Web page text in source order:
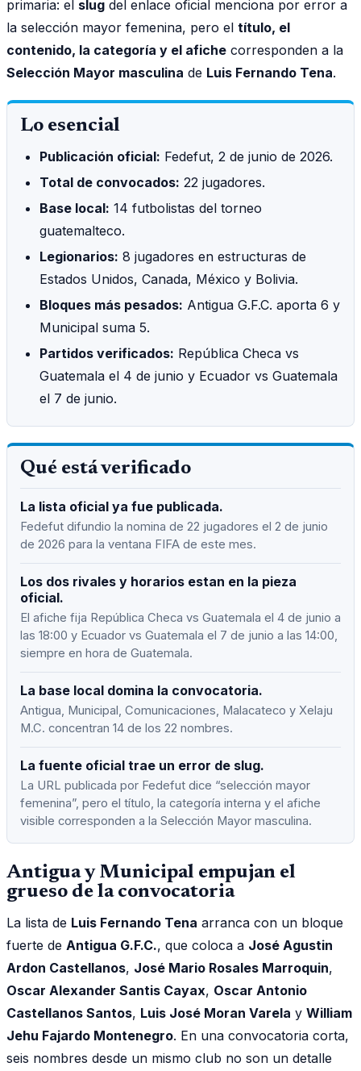
primaria: el slug del enlace oficial menciona por error a
la selección mayor femenina, pero el título, el
contenido, la categoría y el afiche corresponden a la
Selección Mayor masculina de Luis Fernando Tena.
Lo esencial
Publicación oficial: Fedefut, 2 de junio de 2026.
Total de convocados: 22 jugadores.
Base local: 14 futbolistas del torneo
guatemalteco.
Legionarios: 8 jugadores en estructuras de
Estados Unidos, Canada, México y Bolivia.
Bloques más pesados: Antigua G.F.C. aporta 6 y
Municipal suma 5.
Partidos verificados: República Checa vs
Guatemala el 4 de junio y Ecuador vs Guatemala
el 7 de junio.
Qué está verificado
La lista oficial ya fue publicada.
Fedefut difundio la nomina de 22 jugadores el 2 de junio
de 2026 para la ventana FIFA de este mes.
Los dos rivales y horarios estan en la pieza
oficial.
El afiche fija República Checa vs Guatemala el 4 de junio a
las 18:00 y Ecuador vs Guatemala el 7 de junio a las 14:00,
siempre en hora de Guatemala.
La base local domina la convocatoria.
Antigua, Municipal, Comunicaciones, Malacateco y Xelaju
M.C. concentran 14 de los 22 nombres.
La fuente oficial trae un error de slug.
La URL publicada por Fedefut dice “selección mayor
femenina”, pero el título, la categoría interna y el afiche
visible corresponden a la Selección Mayor masculina.
Antigua y Municipal empujan el
grueso de la convocatoria
La lista de Luis Fernando Tena arranca con un bloque
fuerte de Antigua G.F.C., que coloca a José Agustin
Ardon Castellanos, José Mario Rosales Marroquin,
Oscar Alexander Santis Cayax, Oscar Antonio
Castellanos Santos, Luis José Moran Varela y William
Jehu Fajardo Montenegro. En una convocatoria corta,
seis nombres desde un mismo club no son un detalle